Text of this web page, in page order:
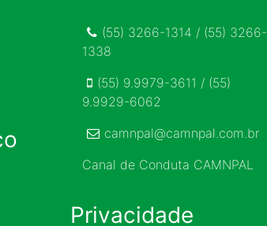
(55) 3266-1314 / (55) 3266-
1338
(55) 9.9979-3611 / (55)
9.9929-6062
camnpal@camnpal.com.br
Canal de Conduta CAMNPAL
Privacidade